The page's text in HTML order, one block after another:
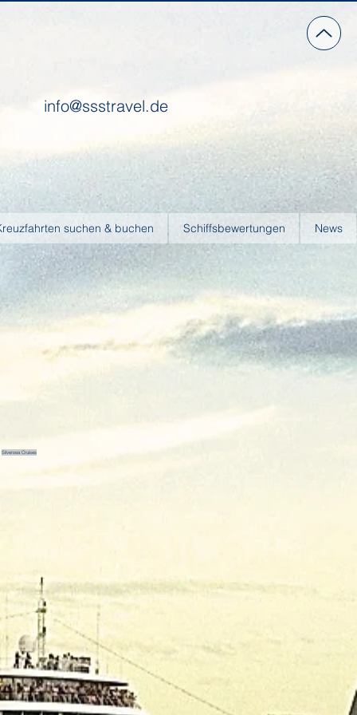
info@ssstravel.de
suchen & buchen Schiffsbewertungen News
Silversea Cruises